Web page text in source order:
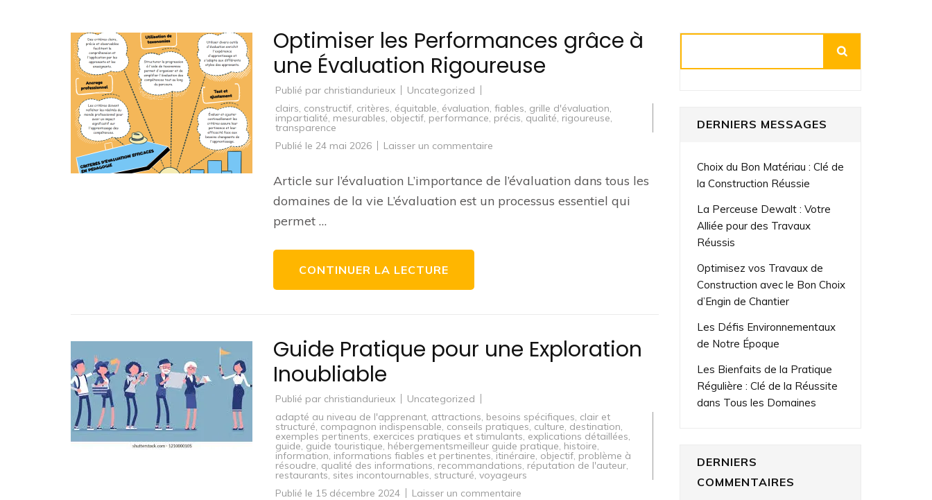
Optimiser les Performances grâce à
une Évaluation Rigoureuse
Publié par christiandurieux
Uncategorized
clairs, constructif, critères, équitable, évaluation, fiables, grille d'évaluation,
impartialité, mesurables, objectif, performance, précis, qualité, rigoureuse,
transparence
Publié le 24 mai 2026 Laisser un commentaire
Performances
grâce
une
Article sur l’évaluation L’importance de l’évaluation dans tous les
domaines de la vie L’évaluation est un processus essentiel qui
permet …
CONTINUER LA LECTURE
Guide Pratique pour une Exploration
Inoubliable
Publié par christiandurieux
Uncategorized
adapté au niveau de l'apprenant, attractions, besoins spécifiques, clair et
structuré, compagnon indispensable, conseils pratiques, culture, destination,
exemples pertinents, exercices pratiques et stimulants, explications détaillées,
guide, guide touristique, hébergementsmeilleur guide pratique, histoire,
information, informations fiables et pertinentes,itinéraire, objectif, problème à
résoudre, qualité des informations, recommandations, réputation de l'auteur,
restaurants, sites incontournables, structuré, voyageurs
Publié le 15 décembre 2024 Laisser un commentaire
DERNIERS MESSAGES
Choix du Bon Matériau : Clé de
la Construction Réussie
La Perceuse Dewalt : Votre
Alliée pour des Travaux
Réussis
Optimisez vos Travaux de
Construction avec le Bon Choix
d’Engin de Chantier
Les Défis Environnementaux
de Notre Époque
Les Bienfaits de la Pratique
Régulière : Clé de la Réussite
dans Tous les Domaines
DERNIERS
COMMENTAIRES